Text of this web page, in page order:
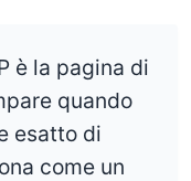
è la pagina di
quando
esatto di
come un